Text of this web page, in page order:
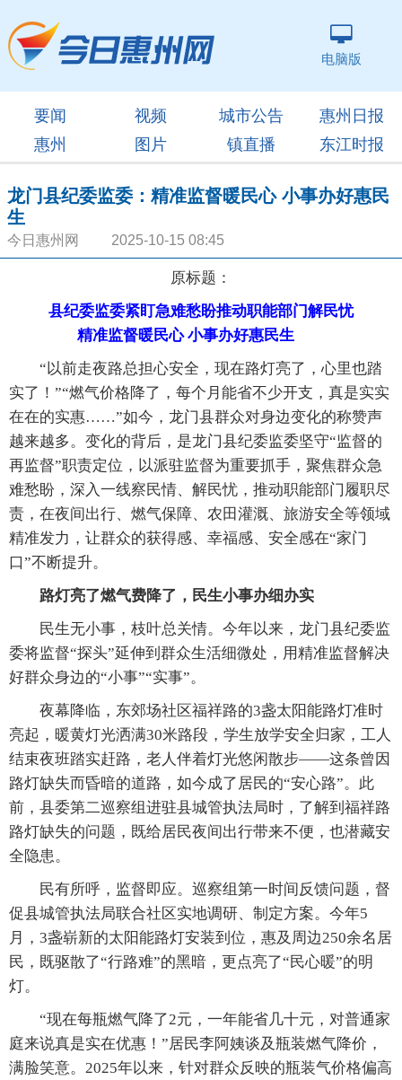
电脑版
要闻 视频 城市公告
惠州日报
惠州
图片 镇直播 东江时报
龙门县纪委监委：精准监督暖民心 小事办好惠民
生
今日惠州网 2025-10-15 08:45
原标题：
县纪委监委紧盯急难愁盼推动职能部门解民忧
精准监督暖民心 小事办好惠民生
“以前走夜路总担心安全，现在路灯亮了，心里也踏
实了！”“燃气价格降了，每个月能省不少开支，真是实实
在在的实惠……”如今，龙门县群众对身边变化的称赞声
越来越多。变化的背后，是龙门县纪委监委坚守“监督的
再监督”职责定位，以派驻监督为重要抓手，聚焦群众急
难愁盼，深入一线察民情、解民忧，推动职能部门履职尽
责，在夜间出行、燃气保障、农田灌溉、旅游安全等领域
精准发力，让群众的获得感、幸福感、安全感在“家门
口”不断提升。
路灯亮了燃气费降了，民生小事办细办实
民生无小事，枝叶总关情。今年以来，龙门县纪委监
委将监督“探头”延伸到群众生活细微处，用精准监督解决
好群众身边的“小事”“实事”。
夜幕降临，东郊场社区福祥路的3盏太阳能路灯准时
亮起，暖黄灯光洒满30米路段，学生放学安全归家，工人
结束夜班踏实赶路，老人伴着灯光悠闲散步——这条曾因
路灯缺失而昏暗的道路，如今成了居民的“安心路”。此
前，县委第二巡察组进驻县城管执法局时，了解到福祥路
路灯缺失的问题，既给居民夜间出行带来不便，也潜藏安
全隐患。
民有所呼，监督即应。巡察组第一时间反馈问题，督
促县城管执法局联合社区实地调研、制定方案。今年5
月，3盏崭新的太阳能路灯安装到位，惠及周边250余名居
民，既驱散了“行路难”的黑暗，更点亮了“民心暖”的明
灯。
“现在每瓶燃气降了2元，一年能省几十元，对普通家
庭来说真是实在优惠！”居民李阿姨谈及瓶装燃气降价，
满脸笑意。2025年以来，针对群众反映的瓶装气价格偏高